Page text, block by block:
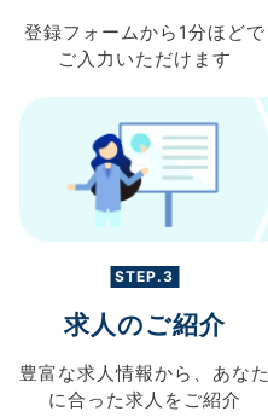
登録フォームから 1分ほどで
ご入力 いただけます
STEP.3
求人のご紹介
豊富な求人情報から、 あなた
に合った求人を ご紹介